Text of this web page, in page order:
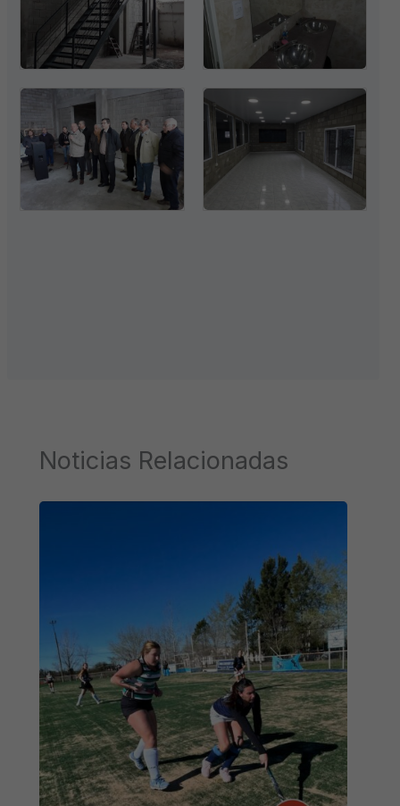
Noticias Relacionadas